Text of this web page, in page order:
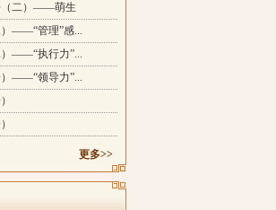
（二）——萌生
）——“管理”感...
）——“执行力”...
）——“领导力”...
更多>>